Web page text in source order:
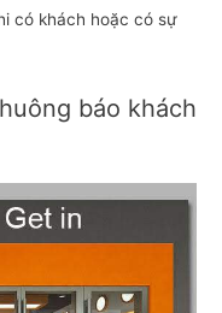
có khách hoặc có sự
báo khách